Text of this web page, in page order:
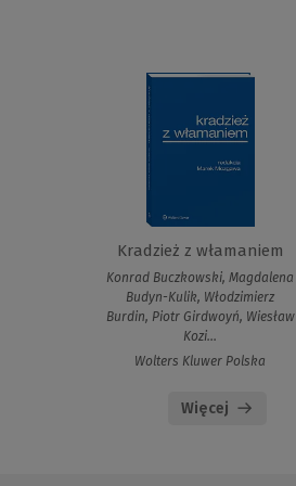
Kradzież z włamaniem
Konrad Buczkowski, Magdalena
Budyn-Kulik, Włodzimierz
Burdin, Piotr Girdwoyń, Wiesław
Kozi...
Wolters Kluwer Polska
Więcej